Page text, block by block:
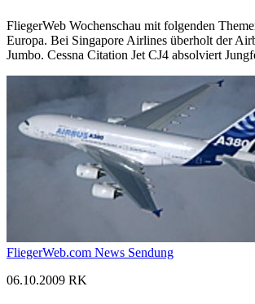
FliegerWeb Wochenschau mit folgenden
Europa. Bei Singapore Airlines überholt der
Jumbo. Cessna Citation Jet CJ4 absolviert
FliegerWeb.com News Sendung
06.10.2009 RK